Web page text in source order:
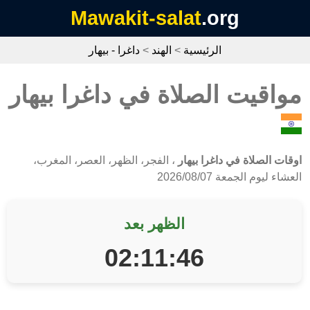
Mawakit-salat.org
الرئيسية > الهند > داغرا - بيهار
مواقيت الصلاة في داغرا بيهار
اوقات الصلاة في داغرا بيهار ، الفجر، الظهر، العصر، المغرب،
العشاء ليوم الجمعة 2026/08/07
الظهر بعد
02:11:45